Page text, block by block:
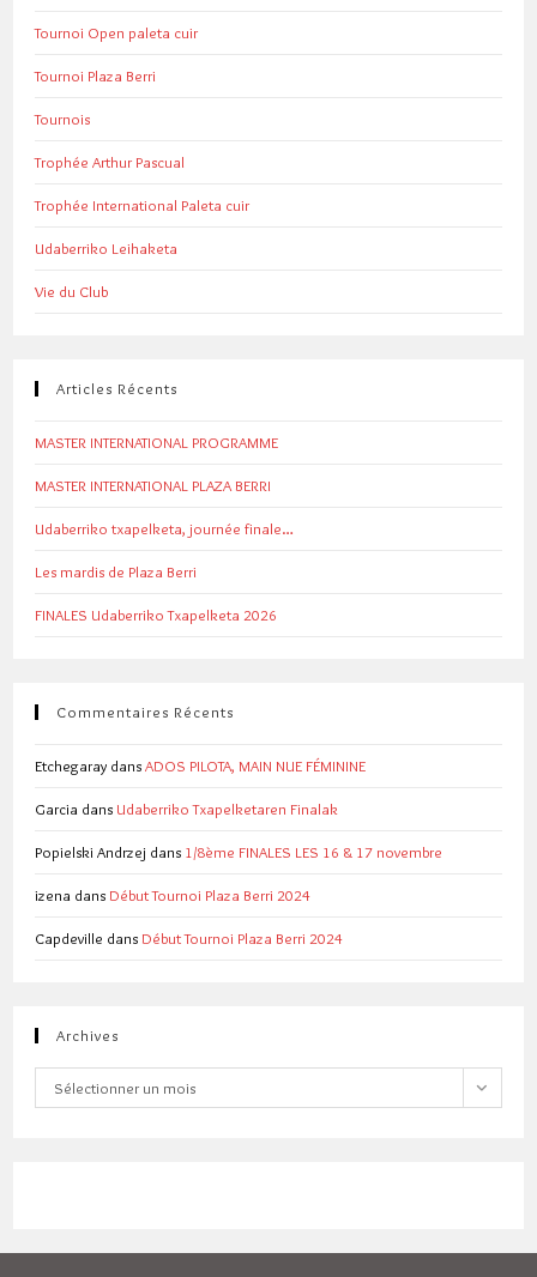
Tournoi Open paleta cuir
Tournoi Plaza Berri
Tournois
Trophée Arthur Pascual
Trophée International Paleta cuir
Udaberriko Leihaketa
Vie du Club
Articles Récents
MASTER INTERNATIONAL PROGRAMME
MASTER INTERNATIONAL PLAZA BERRI
Udaberriko txapelketa, journée finale…
Les mardis de Plaza Berri
FINALES Udaberriko Txapelketa 2026
Commentaires Récents
Etchegaray dansADOS PILOTA, MAIN NUE FÉMININE
Garcia dans Udaberriko Txapelketaren Finalak
Popielski Andrzej dans 1/8ème FINALES LES 16 & 17 novembre
izena dans Début Tournoi Plaza Berri 2024
Capdeville dans Début Tournoi Plaza Berri 2024
Archives
Archives
Sélectionner un mois